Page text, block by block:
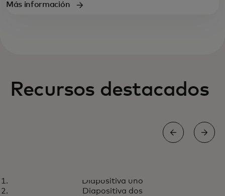
Más información
Recursos destacados
Forrester nombra a Mastercard
Más información
Diapositiva uno
Diapositiva dos